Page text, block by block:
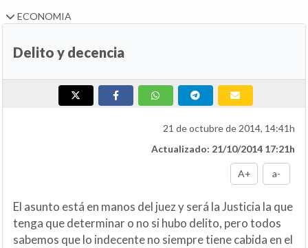
ECONOMIA
Delito y decencia
21 de octubre de 2014, 14:41h
Actualizado: 21/10/2014 17:21h
A+ a-
El asunto está en manos del juez y será la Justicia la que
tenga que determinar o no si hubo delito, pero todos
sabemos que lo indecente no siempre tiene cabida en el